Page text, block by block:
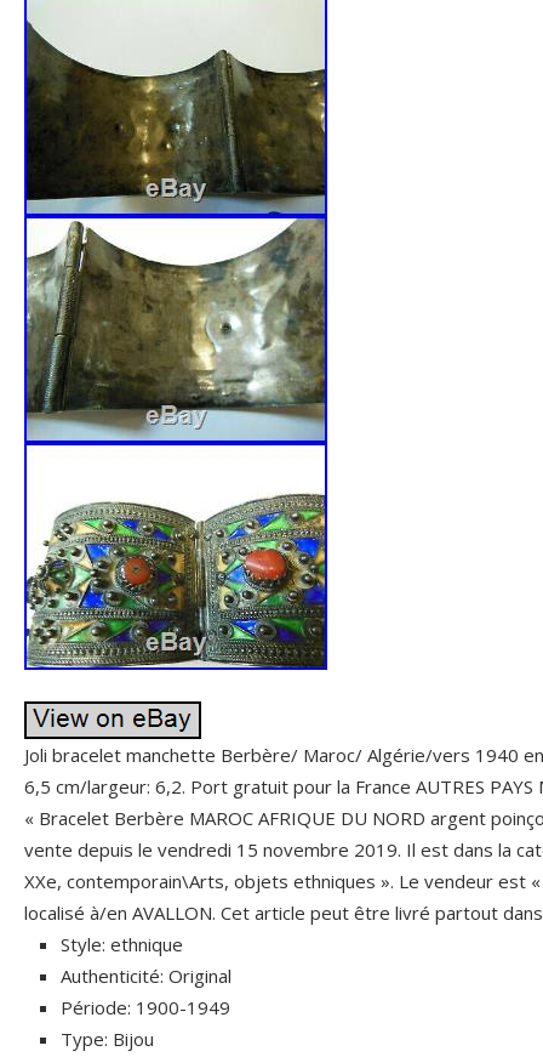
Joli bracelet manchette Berbère/ Maroc/ Algérie/vers 1940
6,5 cm/largeur: 6,2. Port gratuit pour la France AUTRES PAYS
« Bracelet Berbère MAROC AFRIQUE DU NORD argent
vente depuis le vendredi 15 novembre 2019. Il est dans la
XXe, contemporain\Arts, objets ethniques ». Le vendeur est
localisé à/en AVALLON. Cet article peut être livré partout
Style: ethnique
Authenticité: Original
Période: 1900-1949
Type: Bijou